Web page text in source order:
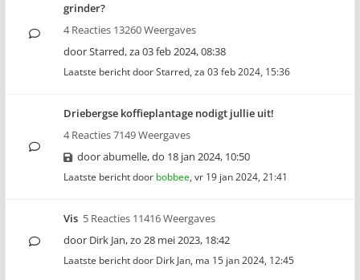
grinder?
4 Reacties 13260 Weergaves
doorStarred,za 03 feb 2024, 08:38
Laatste bericht doorStarred, za 03 feb 2024, 15:36
Driebergse koffieplantage nodigt jullie uit!
4 Reacties 7149 Weergaves
doorabumelle,do 18 jan 2024, 10:50
Laatste bericht door bobbee, vr 19 jan 2024, 21:41
Vis 5 Reacties 11416 Weergaves
door Dirk Jan,zo 28 mei 2023, 18:42
Laatste bericht door Dirk Jan, ma 15 jan 2024, 12:45